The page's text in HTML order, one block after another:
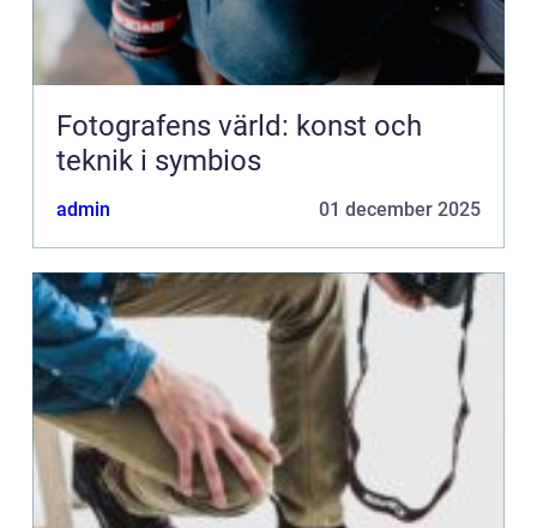
Fotografens värld: konst och
teknik i symbios
admin 01 december 2025